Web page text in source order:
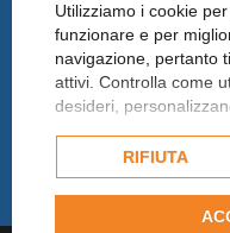
Utilizziamo i cookie
funzionare e per
navigazione, pertanto
attivi. Controlla come
desideri,
esclusivamente
dell'utente.
Consulta
RIFIUTA